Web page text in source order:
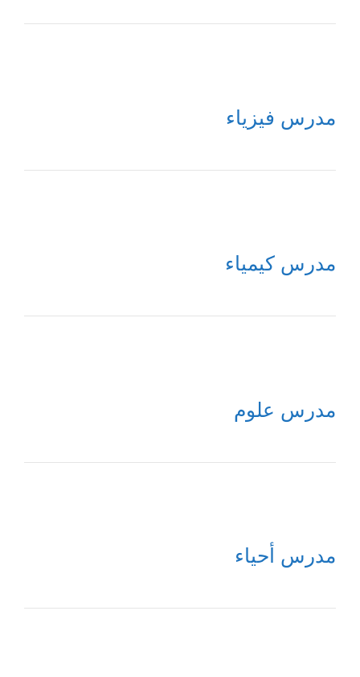
مدرس فيزياء
مدرس كيمياء
مدرس علوم
مدرس أحياء